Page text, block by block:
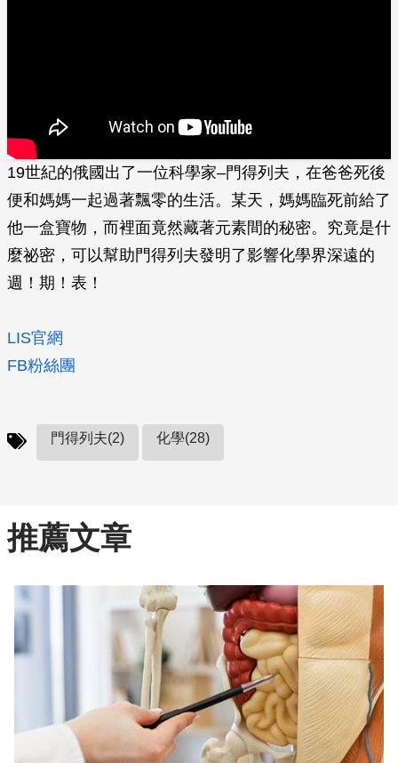
19世紀的俄國出了一位科學家–門得列夫，在爸爸死後
便和媽媽一起過著飄零的生活。某天，媽媽臨死前給了
他一盒寶物，而裡面竟然藏著元素間的秘密。究竟是什
麼祕密，可以幫助門得列夫發明了影響化學界深遠的
週！期！表！
LIS官網
FB粉絲團
門得列夫(2) 化學(28)
推薦文章